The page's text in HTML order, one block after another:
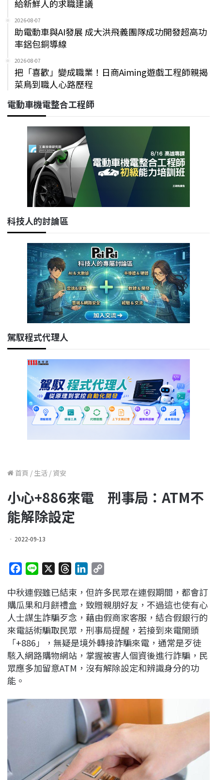
給新鮮人的求職建議
2026-08-07
助電動車與AI發展 成大洪飛義團隊成功開發超高功
率鋁包銅導線
2026-08-07
把「喜歡」變成職業！日商Aiming遊戲工程師親揭
菜鳥到職人心路歷程
電動車機電整合工程師
科技人的討論區
駕馭程式代理人